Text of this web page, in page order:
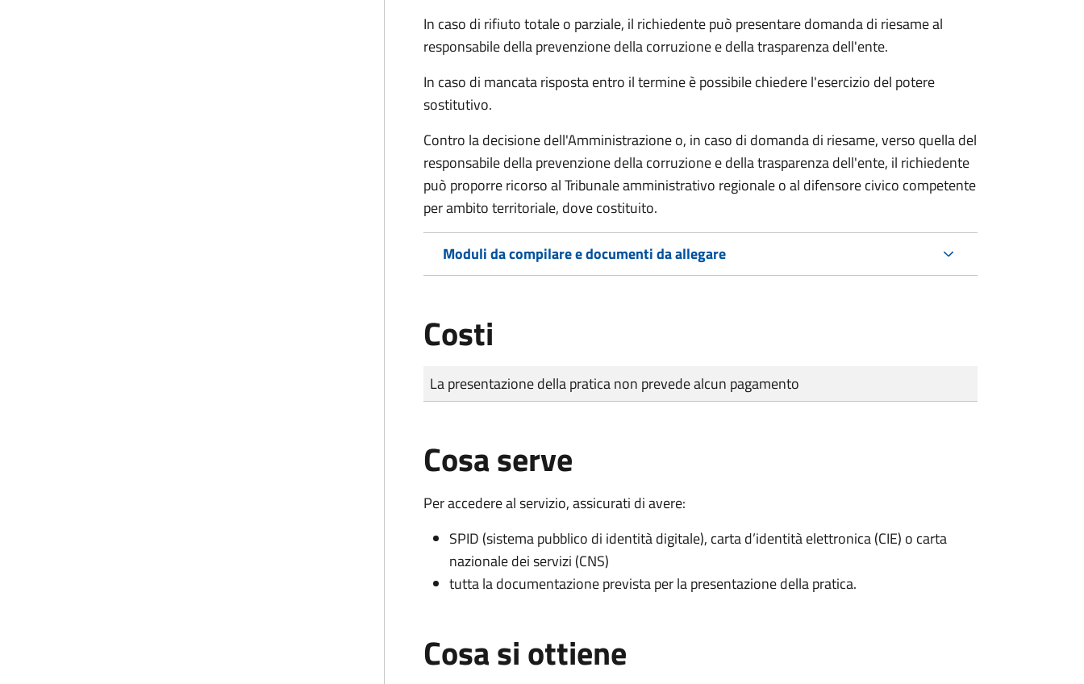
In caso di rifiuto totale o parziale, il richiedente può presentare domanda di riesame al
responsabile della prevenzione della corruzione e della trasparenza dell'ente.
In caso di mancata risposta entro il termine è possibile chiedere l'esercizio del potere
sostitutivo.
Contro la decisione dell'Amministrazione o, in caso di domanda di riesame, verso quella del
responsabile della prevenzione della corruzione e della trasparenza dell'ente, il richiedente
può proporre ricorso al Tribunale amministrativo regionale o al difensore civico competente
per ambito territoriale, dove costituito.
Moduli da compilare e documenti da allegare
Costi
Tipo di pagamento
Importo
La presentazione della pratica non prevede alcun pagamento
Cosa serve
Per accedere al servizio, assicurati di avere:
SPID (sistema pubblico di identità digitale), carta d’identità elettronica (CIE) o carta
nazionale dei servizi (CNS)
tutta la documentazione prevista per la presentazione della pratica.
Cosa si ottiene